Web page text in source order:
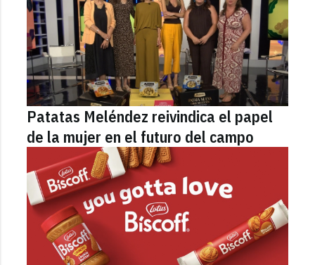
Patatas Meléndez reivindica el papel
de la mujer en el futuro del campo